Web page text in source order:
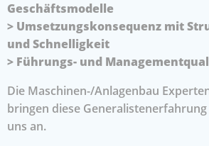
Geschäftsmodelle
> Umsetzungskonsequenz mit
und Schnelligkeit
> Führungs- und
Die Maschinen-/Anlagenbau
bringen diese Generalistenerfahrung
uns an.